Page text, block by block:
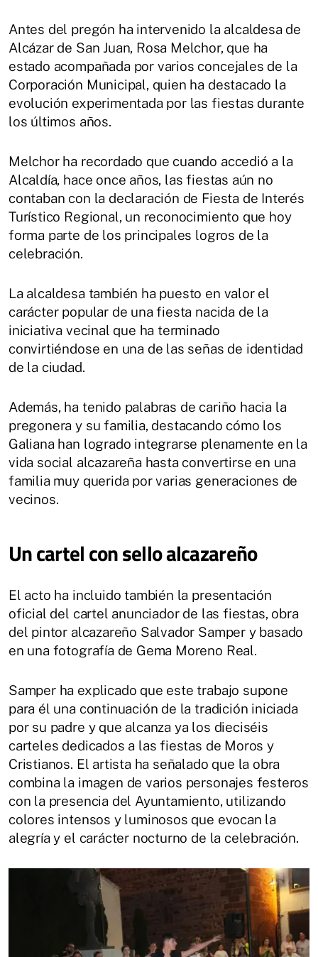
Antes del pregón ha intervenido la alcaldesa de
Alcázar de San Juan, Rosa Melchor, que ha
estado acompañada por varios concejales de la
Corporación Municipal, quien ha destacado la
evolución experimentada por las fiestas durante
los últimos años.
Melchor ha recordado que cuando accedió a la
Alcaldía, hace once años, las fiestas aún no
contaban con la declaración de Fiesta de Interés
Turístico Regional, un reconocimiento que hoy
forma parte de los principales logros de la
celebración.
La alcaldesa también ha puesto en valor el
carácter popular de una fiesta nacida de la
iniciativa vecinal que ha terminado
convirtiéndose en una de las señas de identidad
de la ciudad.
Además, ha tenido palabras de cariño hacia la
pregonera y su familia, destacando cómo los
Galiana han logrado integrarse plenamente en la
vida social alcazareña hasta convertirse en una
familia muy querida por varias generaciones de
vecinos.
Un cartel con sello alcazareño
El acto ha incluido también la presentación
oficial del cartel anunciador de las fiestas, obra
del pintor alcazareño Salvador Samper y basado
en una fotografía de Gema Moreno Real.
Samper ha explicado que este trabajo supone
para él una continuación de la tradición iniciada
por su padre y que alcanza ya los dieciséis
carteles dedicados a las fiestas de Moros y
Cristianos. El artista ha señalado que la obra
combina la imagen de varios personajes festeros
con la presencia del Ayuntamiento, utilizando
colores intensos y luminosos que evocan la
alegría y el carácter nocturno de la celebración.